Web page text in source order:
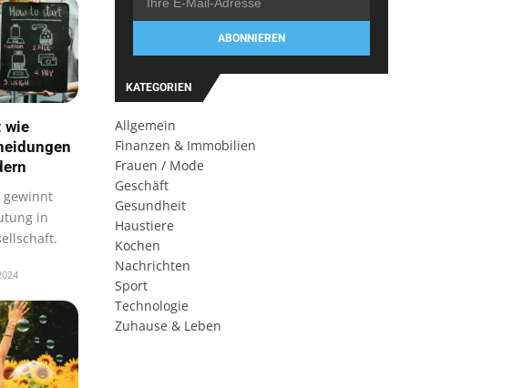
wie
gewinnt
in
ABONNIEREN
KATEGORIEN
Allgemein
Finanzen & Immobilien
Frauen / Mode
Geschäft
Gesundheit
Haustiere
Kochen
Nachrichten
Sport
Technologie
Zuhause & Leben